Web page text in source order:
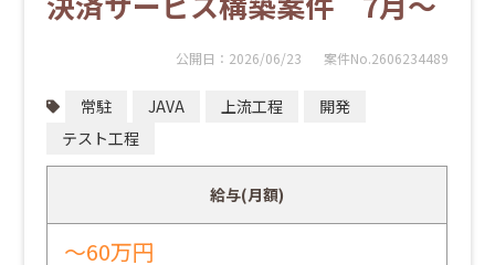
公開日： 2026/06/23 案件No.2606234489
常駐 JAVA 上流工程
開発
テスト工程
給与(月額)
～60万円